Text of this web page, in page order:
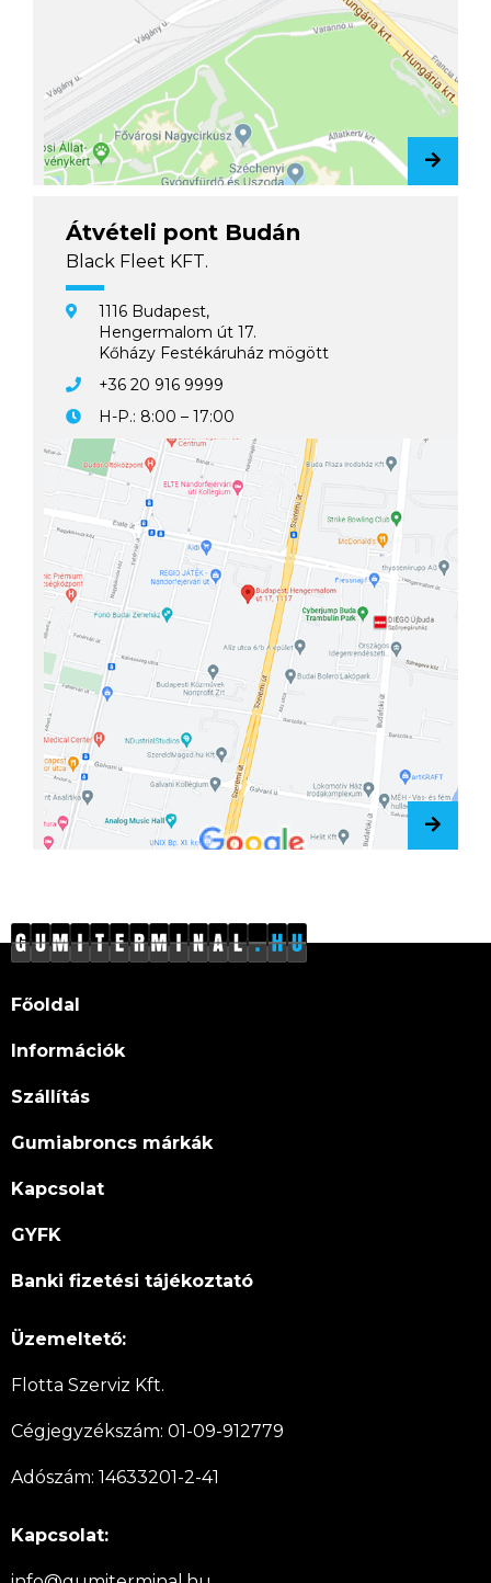
Átvételi pont Budán
Black Fleet KFT.
1116 Budapest,
Hengermalom út 17.
Kőházy Festékáruház mögött
+36 20 916 9999
H-P.: 8:00 – 17:00
Főoldal
Információk
Szállítás
Gumiabroncs márkák
Kapcsolat
GYFK
Banki fizetési tájékoztató
Üzemeltető:
Flotta Szerviz Kft.
Cégjegyzékszám: 01-09-912779
Adószám: 14633201-2-41
Kapcsolat: